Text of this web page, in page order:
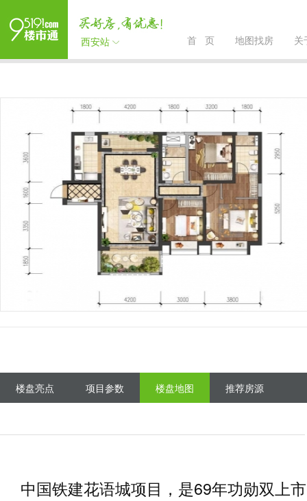
西安站 首 页 地图找房 关
楼盘亮点 项目参数 楼盘地图 推荐房源
中国铁建花语城项目，是69年功勋双上